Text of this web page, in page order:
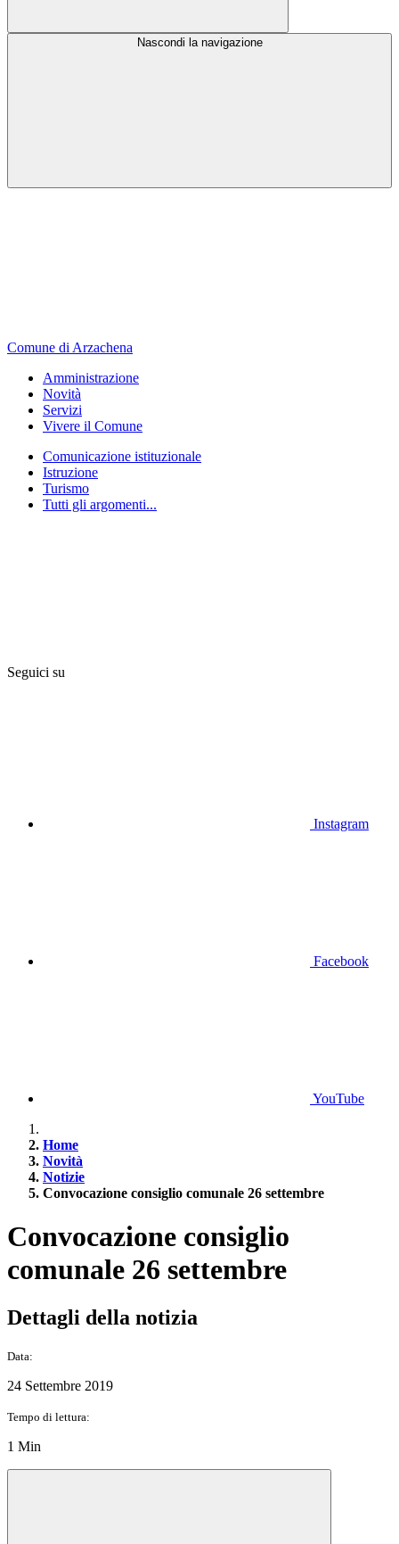
Nascondi la navigazione
Comune di Arzachena
Amministrazione
Novità
Servizi
Vivere il Comune
Comunicazione istituzionale
Istruzione
Turismo
Tutti gli argomenti...
Seguici su
Instagram
Facebook
YouTube
Home
Novità
Notizie
Convocazione consiglio comunale 26 settembre
Convocazione consiglio
comunale 26 settembre
Dettagli della notizia
Data:
24 Settembre 2019
Tempo di lettura:
1 Min